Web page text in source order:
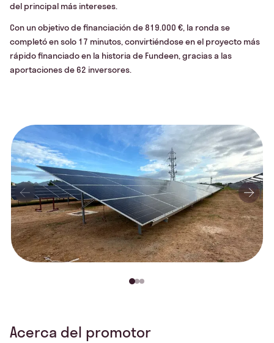
del principal más intereses.​
Con un objetivo de financiación de 819.000 €, la ronda se
completó en solo 17 minutos, convirtiéndose en el proyecto más
rápido financiado en la historia de Fundeen, gracias a las
aportaciones de 62 inversores.
Acerca del promotor